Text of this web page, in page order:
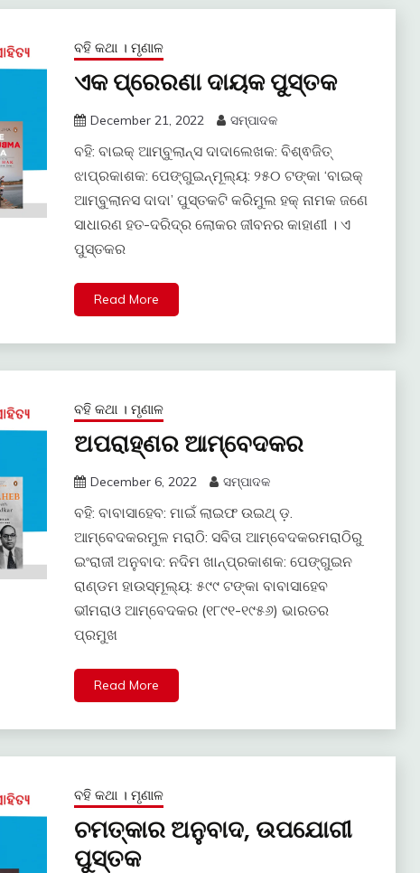
ବହି କଥା । ମୃଣାଳ
ଏକ ପ୍ରେରଣା ଦାୟକ ପୁସ୍ତକ
December 21, 2022 ସମ୍ପାଦକ
ବହି: ବାଇକ୍‍ ଆମ୍ବୁଲାନ୍‍ସ ଦାଦାଲେଖକ: ବିଶ୍ଵଜିତ୍‍
ଝାପ୍ରକାଶକ: ପେଙ୍ଗୁଇନ୍‍ମୂଲ୍ୟ: ୨୫୦ ଟଙ୍କା ‘ବାଇକ୍‍
ଆମ୍ବୁଲାନସ ଦାଦା’ ପୁସ୍ତକଟି କରିମୁଲ ହକ୍‍ ନାମକ ଜଣେ
ସାଧାରଣ ହତ-ଦରିଦ୍ର ଲୋକର ଜୀବନର କାହାଣୀ । ଏ
ପୁସ୍ତକର
Read More
ବହି କଥା । ମୃଣାଳ
ଅପରାହ୍ଣର ଆମ୍ବେଦକର
December 6, 2022 ସମ୍ପାଦକ
ବହି: ବାବାସାହେବ: ମାଇଁ ଲାଇଫ ଉଇଥ୍ ଡ଼.
ଆମ୍ବେଦକରମୁଳ ମରାଠି: ସବିତା ଆମ୍ବେଦକରମରାଠିରୁ
ଇଂରାଜୀ ଅନୁବାଦ: ନଦିମ ଖାନ୍ପ୍ରକାଶକ: ପେଙ୍ଗୁଇନ
ରାଣ୍ଡମ ହାଉସ୍ମୂଲ୍ୟ: ୫୯୯ ଟଙ୍କା ବାବାସାହେବ
ଭୀମରାଓ ଆମ୍ବେଦକର (୧୮୯୧-୧୯୫୬) ଭାରତର
ପ୍ରମୁଖ
Read More
ବହି କଥା । ମୃଣାଳ
ଚମତ୍କାର ଅନୁବାଦ, ଉପଯୋଗୀ
ପୁସ୍ତକ